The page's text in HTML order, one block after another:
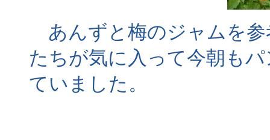
あんずと梅のジャムを参
たちが気に入って今朝も
ていました。